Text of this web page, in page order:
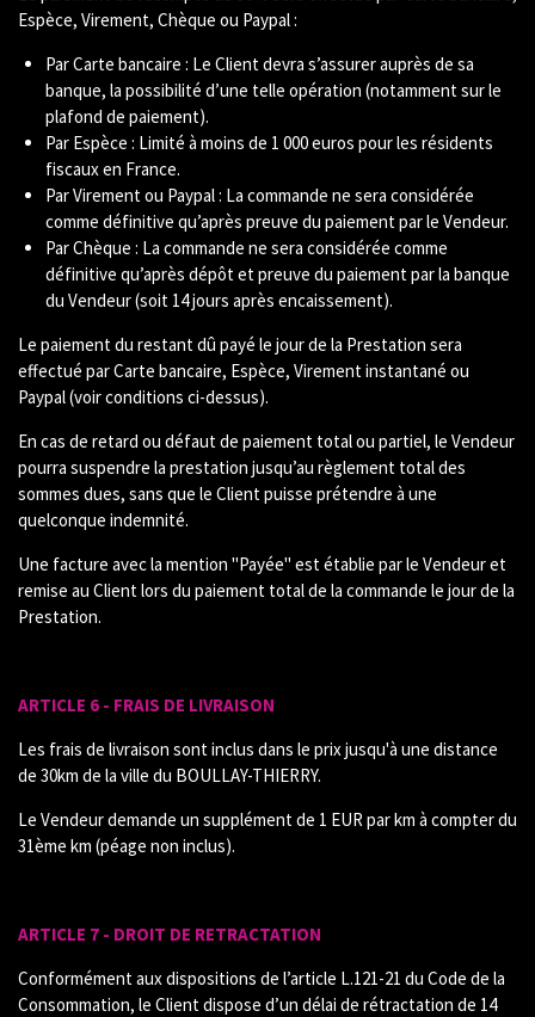
Espèce, Virement, Chèque ou Paypal :
Par Carte bancaire : Le Client devra s’assurer auprès de sa
banque, la possibilité d’une telle opération (notamment sur le
plafond de paiement).
Par Espèce : Limité à moins de 1 000 euros pour les résidents
fiscaux en France.
Par Virement ou Paypal : La commande ne sera considérée
comme définitive qu’après preuve du paiement par le Vendeur.
Par Chèque : La commande ne sera considérée comme
définitive qu’après dépôt et preuve du paiement par la banque
du Vendeur (soit 14 jours après encaissement).
Le paiement du restant dû payé le jour de la Prestation sera
effectué par Carte bancaire, Espèce, Virement instantané ou
Paypal (voir conditions ci-dessus).
En cas de retard ou défaut de paiement total ou partiel, le Vendeur
pourra suspendre la prestation jusqu’au règlement total des
sommes dues, sans que le Client puisse prétendre à une
quelconque indemnité.
Une facture avec la mention "Payée" est établie par le Vendeur et
remise au Client lors du paiement total de la commande le jour de la
Prestation.
ARTICLE 6 - FRAIS DE LIVRAISON
Les frais de livraison sont inclus dans le prix jusqu'à une distance
de 30km de la ville du BOULLAY-THIERRY.
Le Vendeur demande un supplément de 1 EUR par km à compter du
31ème km (péage non inclus).
ARTICLE 7 - DROIT DE RETRACTATION
Conformément aux dispositions de l’article L.121-21 du Code de la
Consommation, le Client dispose d’un délai de rétractation de 14